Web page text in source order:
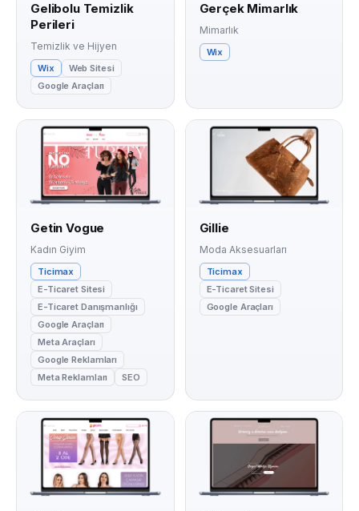
Gelibolu Temizlik
Perileri
Temizlik ve Hijyen
Wix
Web Sitesi
Google Araçları
Gerçek Mimarlık
Mimarlık
Wix
Getin Vogue
Kadın Giyim
Ticimax
E-Ticaret Sitesi
E-Ticaret Danışmanlığı
Google Araçları
Meta Araçları
Google Reklamları
Meta Reklamları
SEO
Gillie
Moda Aksesuarları
Ticimax
E-Ticaret Sitesi
Google Araçları